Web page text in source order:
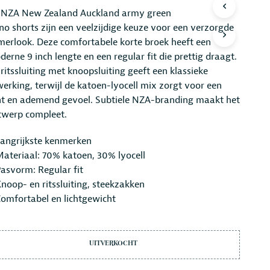
New Zealand Auckland army green
shorts zijn een veelzijdige keuze voor een verzorgde
Deze comfortabele korte broek heeft een
9 inch lengte en een regular fit die prettig draagt.
ritssluiting met knoopsluiting geeft een klassieke
terwijl de katoen-lyocell mix zorgt voor een
en ademend gevoel. Subtiele NZA-branding maakt het
compleet.
kenmerken
70% katoen, 30% lyocell
Regular fit
en ritssluiting, steekzakken
en lichtgewicht
UITVERKOCHT
D
U
C
E
N
I
N